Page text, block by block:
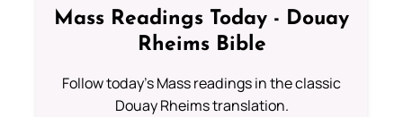
Mass Readings Today - Douay
Rheims Bible
Follow today's Mass readings in the classic
Douay Rheims translation.